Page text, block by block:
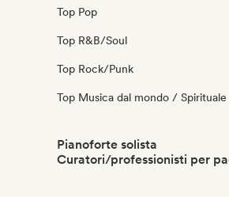
Top Pop
Top R&B/Soul
Top Rock/Punk
Top Musica dal mondo / Spirituale
Pianoforte solista
Curatori/professionisti per